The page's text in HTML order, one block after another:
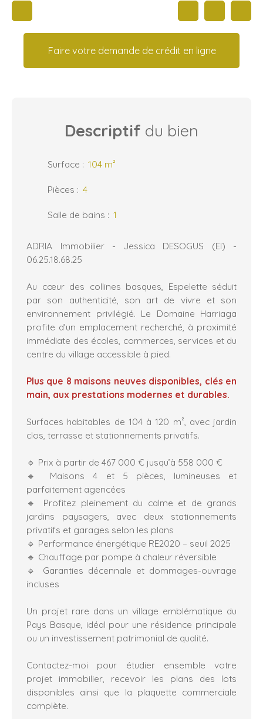
Faire votre demande de crédit en ligne
Descriptif du bien
Surface : 104 m²
Pièces : 4
Salle de bains : 1
ADRIA Immobilier - Jessica DESOGUS (EI) -
06.25.18.68.25
Au cœur des collines basques, Espelette séduit
par son authenticité, son art de vivre et son
environnement privilégié. Le Domaine Harriaga
profite d’un emplacement recherché, à proximité
immédiate des écoles, commerces, services et du
centre du village accessible à pied.
Plus que 8 maisons neuves disponibles, clés en
main, aux prestations modernes et durables.
Surfaces habitables de 104 à 120 m², avec jardin
clos, terrasse et stationnements privatifs.
🔹 Prix à partir de 467 000 € jusqu’à 558 000 €
🔹 Maisons 4 et 5 pièces, lumineuses et
parfaitement agencées
🔹 Profitez pleinement du calme et de grands
jardins paysagers, avec deux stationnements
privatifs et garages selon les plans
🔹 Performance énergétique RE2020 – seuil 2025
🔹 Chauffage par pompe à chaleur réversible
🔹 Garanties décennale et dommages-ouvrage
incluses
Un projet rare dans un village emblématique du
Pays Basque, idéal pour une résidence principale
ou un investissement patrimonial de qualité.
Contactez-moi pour étudier ensemble votre
projet immobilier, recevoir les plans des lots
disponibles ainsi que la plaquette commerciale
complète.